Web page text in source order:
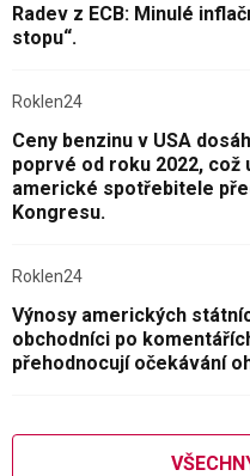
Radev z ECB: Minulé
stopu“.
Roklen24
Ceny benzinu v USA
poprvé od roku 2022, což
americké spotřebitele
Kongresu.
Roklen24
Výnosy amerických
obchodníci po
přehodnocují očekávání